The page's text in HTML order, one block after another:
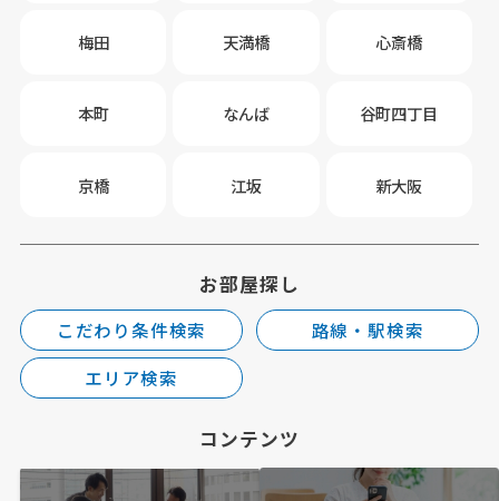
梅田 天満橋 心斎橋
本町 なんば 谷町四丁目
京橋 江坂 新大阪
お部屋探し
こだわり条件検索
路線・駅検索
エリア検索
コンテンツ